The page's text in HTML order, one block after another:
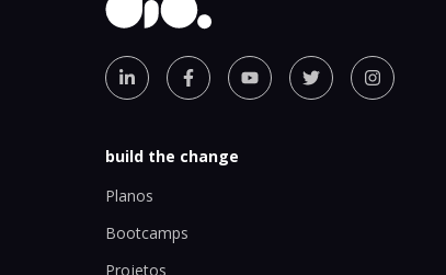
build the change
Planos
Bootcamps
Projetos